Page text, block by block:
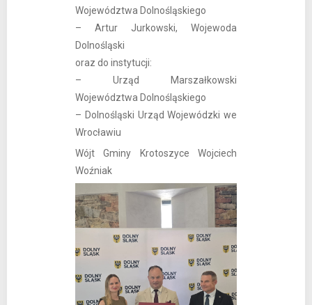
Województwa Dolnośląskiego
– Artur Jurkowski, Wojewoda
Dolnośląski
oraz do instytucji:
– Urząd Marszałkowski
Województwa Dolnośląskiego
– Dolnośląski Urząd Wojewódzki we
Wrocławiu
Wójt Gminy Krotoszyce Wojciech
Woźniak